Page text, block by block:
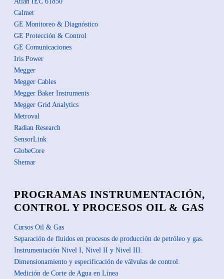
Calmet
GE Monitoreo & Diagnóstico
GE Protección & Control
GE Comunicaciones
Iris Power
Megger
Megger Cables
Megger Baker Instruments
Megger Grid Analytics
Metroval
Radian Research
SensorLink
GlobeCore
Shemar
PROGRAMAS INSTRUMENTACIÓN,
CONTROL Y PROCESOS OIL & GAS
Cursos Oil & Gas
Separación de fluidos en procesos de producción de petróleo y gas.
Instrumentación Nivel I, Nivel II y Nivel III.
Dimensionamiento y especificación de válvulas de control.
Medición de Corte de Agua en Línea